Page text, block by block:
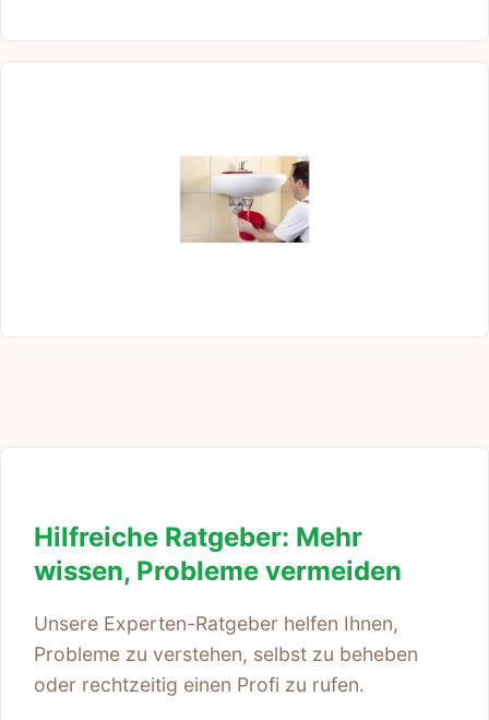
Hilfreiche Ratgeber: Mehr
wissen, Probleme vermeiden
Unsere Experten-Ratgeber helfen Ihnen,
Probleme zu verstehen, selbst zu beheben
oder rechtzeitig einen Profi zu rufen.